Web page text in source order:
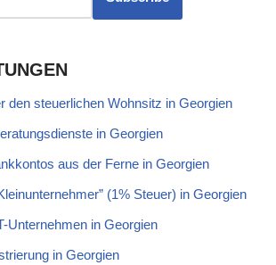
den steuerlichen Wohnsitz in Georgien
in Georgien
aus der Ferne in Georgien
(1% Steuer) in Georgien
Unternehmen in Georgien
in Georgien